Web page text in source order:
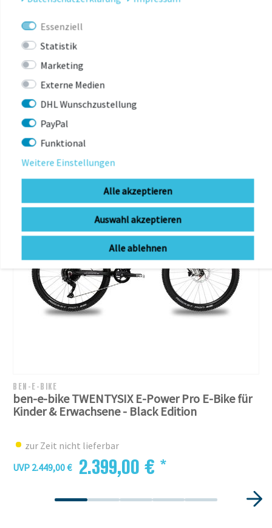
DIR AUCH GEFALLEN
-2%
BEN-E-BIKE
ben-e-bike TWENTYSIX E-Power Pro E-Bike für
Kinder & Erwachsene - Black Edition
zur Zeit nicht lieferbar
UVP 2.449,00 € 2.399,00 € *
Essenziell
Statistik
Marketing
Externe Medien
DHL Wunschzustellung
PayPal
Funktional
Weitere Einstellungen
Alle akzeptieren
Auswahl akzeptieren
Alle ablehnen